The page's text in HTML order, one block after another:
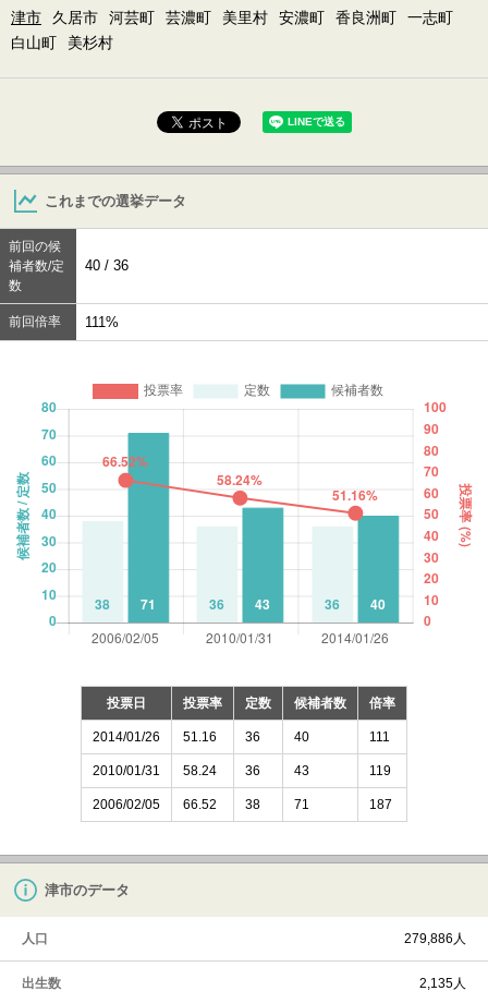
津市
久居市 河芸町 芸濃町 美里村 安濃町 香良洲町
一志町
白山町
美杉村
これまでの選挙データ
前回の候
補者数/定
数
40 / 36
前回倍率 111%
投票日 投票率 定数 候補者数 倍率
2014/01/26 51.16 36 40 111
2010/01/31 58.24 36 43 119
2006/02/05 66.52 38 71 187
津市のデータ
人口 279,886人
出生数 2,135人